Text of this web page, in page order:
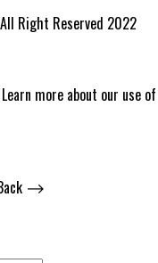
Right Reserved 2022
more about our use
⟶